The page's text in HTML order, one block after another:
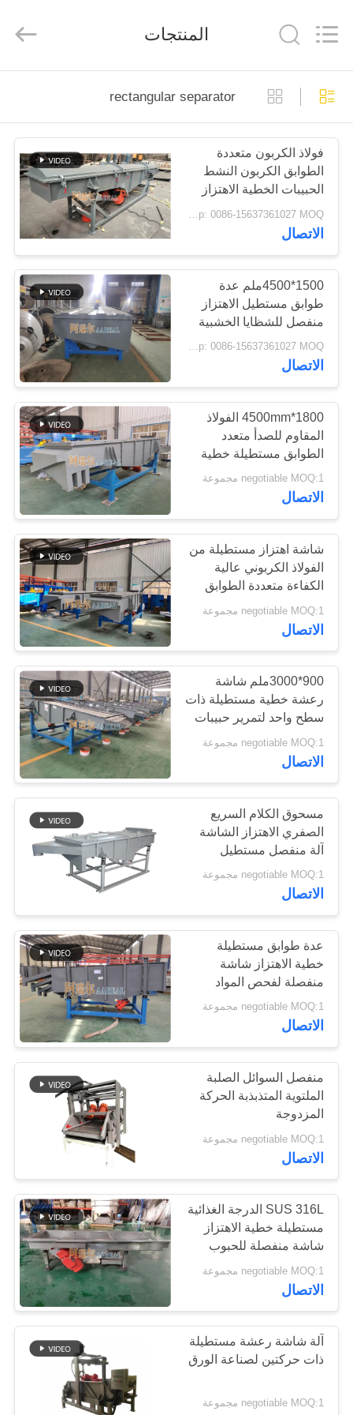
المنزل
المنتجات
حولنا
جولة
في
المصنع
مراقبة
الجودة
اتصل
اطلب
اقتباس
خريطة
الموقع
PRIVACY
POLICY
Machine
Co.,Ltd.
المنتجات
rectangular separator
فولاذ الكربون متعددة
الطوابق الكربون النشط
الحبيبات الخطية الاهتزاز
الخيوط مستطيلة فاصل
للكربون النشط الحبيبات
Mobile Phone/WhatsApp: 0086-15637361027 MOQ:البريد الإلكتروني: Sale@aarealmachine.com
الاتصال
1500*4500ملم عدة
طوابق مستطيل الاهتزاز
منفصل للشظايا الخشبية
WhatsApp: 0086-15637361027 MOQ:البريد الإلكتروني: Sale@aarealmachine.com
الاتصال
1800*4500mm الفولاذ
المقاوم للصدأ متعدد
الطوابق مستطيلة خطية
الاهتزاز الشاشة للملح
البحري
negotiable MOQ:1 مجموعة
الاتصال
شاشة اهتزاز مستطيلة من
الفولاذ الكربوني عالية
الكفاءة متعددة الطوابق
negotiable MOQ:1 مجموعة
الاتصال
900*3000ملم شاشة
رعشة خطية مستطيلة ذات
سطح واحد لتمرير حبيبات
بي في سي
negotiable MOQ:1 مجموعة
الاتصال
مسحوق الكلام السريع
الصفري الاهتزاز الشاشة
آلة منفصل مستطيل
negotiable MOQ:1 مجموعة
الاتصال
عدة طوابق مستطيلة
خطية الاهتزاز شاشة
منفصلة لفحص المواد
المقاومة للنيران
negotiable MOQ:1 مجموعة
الاتصال
منفصل السوائل الصلبة
الملتوية المتذبذبة الحركة
المزدوجة
negotiable MOQ:1 مجموعة
الاتصال
SUS 316L الدرجة الغذائية
مستطيلة خطية الاهتزاز
شاشة منفصلة للحبوب
الهلام
negotiable MOQ:1 مجموعة
الاتصال
آلة شاشة رعشة مستطيلة
ذات حركتين لصناعة الورق
negotiable MOQ:1 مجموعة